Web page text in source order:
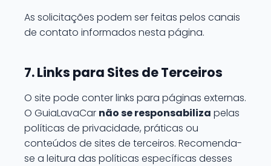
As solicitações podem ser feitas pelos canais
de contato informados nesta página.
7. Links para Sites de Terceiros
O site pode conter links para páginas externas.
O GuiaLavaCar não se responsabiliza pelas
políticas de privacidade, práticas ou
conteúdos de sites de terceiros. Recomenda-
se a leitura das políticas específicas desses